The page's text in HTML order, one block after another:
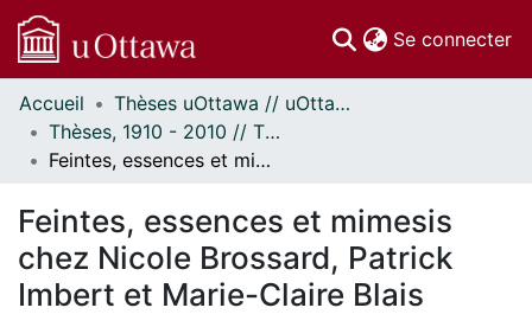
Se connecter
Communautés
et collections
Parcourir
À propos
Accueil
Thèses uOttawa // uOttawa Theses
Thèses, 1910 - 2010 // Theses, 1910 - 2010
Feintes, essences et mimesis chez Nicole Brossard, Patrick Imbert et Marie-Claire Blais
Feintes, essences et mimesis
chez Nicole Brossard, Patrick
Imbert et Marie-Claire Blais